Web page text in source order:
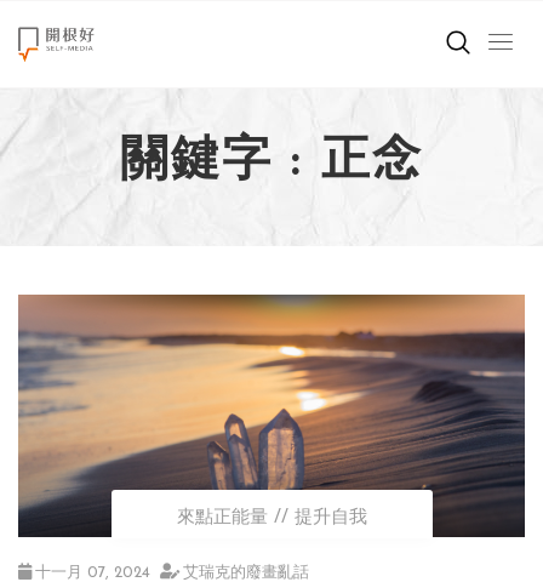
來點正能量
世界在想什麼
創造美好生活
職場商業經濟
影片專區
關於我們
關鍵字 : 正念
來點正能量 提升自我
十一月 07, 2024 艾瑞克的廢畫亂話